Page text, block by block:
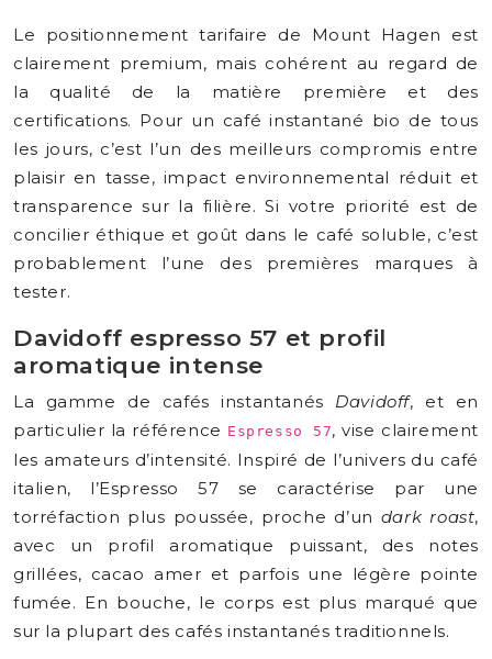
Le positionnement tarifaire de Mount Hagen est
clairement premium, mais cohérent au regard de
la qualité de la matière première et des
certifications. Pour un café instantané bio de tous
les jours, c’est l’un des meilleurs compromis entre
plaisir en tasse, impact environnemental réduit et
transparence sur la filière. Si votre priorité est de
concilier éthique et goût dans le café soluble, c’est
probablement l’une des premières marques à
tester.
Davidoff espresso 57 et profil
aromatique intense
La gamme de cafés instantanés Davidoff, et en
particulier la référence Espresso 57, vise clairement
les amateurs d’intensité. Inspiré de l’univers du café
italien, l’Espresso 57 se caractérise par une
torréfaction plus poussée, proche d’un dark roast,
avec un profil aromatique puissant, des notes
grillées, cacao amer et parfois une légère pointe
fumée. En bouche, le corps est plus marqué que
sur la plupart des cafés instantanés traditionnels.